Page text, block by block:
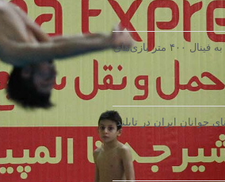
محمد قاسمی: هدفم رسیدن به فینال ۴۰۰ متر بازی‌های
جوانان ایران در تایلند